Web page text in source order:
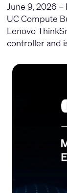
June 9, 2026
UC Compute
Lenovo
controller and